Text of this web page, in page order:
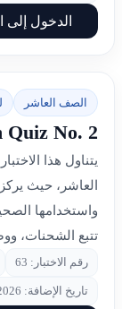
الدخول إلى
الصف العاشر
Quiz No. 2
يتناول هذا
العاشر، حيث
واستخدامها
تتبع الشحنات،
رقم الاختبار: 63
تاريخ الإضافة: 2026-04-13